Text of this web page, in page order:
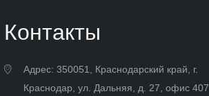
Контакты
Адрес: 350051, Краснодарский край, г.
Краснодар, ул. Дальняя, д. 27, офис 407